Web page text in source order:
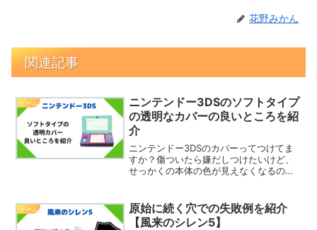
花野みかん
関連記事
ゲーム
ニンテンドー3DSのソフトタイプ
の透明なカバーの良いところを紹
介
ニンテンドー3DSのカバーってつけてま
すか？傷ついたら嫌だしつけたいけど、
せっかくの本体の色が見えなくなるのは
イプの透明なカバーを紹介したいと思い
ます。ソフトタイプの...
ゲーム
原始に続く穴での失敗例を紹介
【風来のシレン5】